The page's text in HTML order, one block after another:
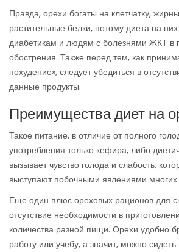
Правда, орехи богаты на клетчатку,
растительные белки, потому диета на
диабетикам и людям с болезнями ЖКТ в
обострения. Также перед тем, как
похудение», следует убедиться в
данные продукты.
Преимущества диет на
Такое питание, в отличие от полного
употребления только кефира, либо
вызывает чувство голода и слабость,
выступают побочными явлениями многих
Еще один плюс ореховых рационов для
отсутствие необходимости в
количества разной пищи. Орехи удобно
работу или учебу, а значит, можно